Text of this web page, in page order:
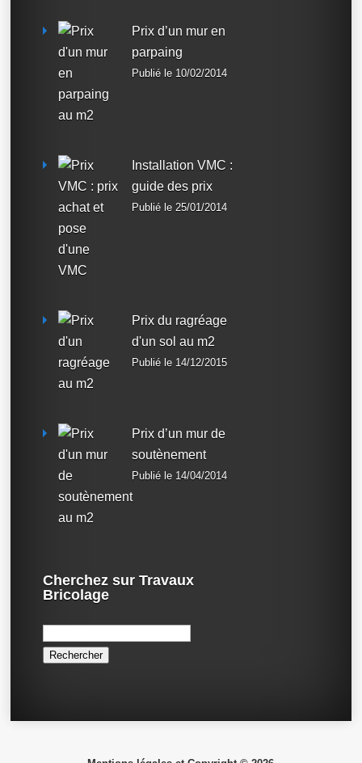
Prix d’un mur en
parpaing
Publié le 10/02/2014
Installation VMC :
guide des prix
Publié le 25/01/2014
Prix du ragréage
d'un sol au m2
Publié le 14/12/2015
Prix d’un mur de
soutènement
Publié le 14/04/2014
Cherchez sur Travaux
Bricolage
Rechercher :